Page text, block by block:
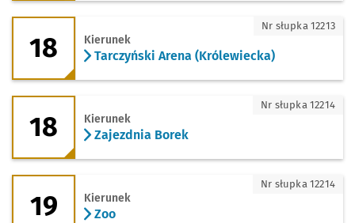
18 - kierunek Tarczyński Arena
18 Kierunek
Tarczyński Arena (Królewiecka)
Nr słupka 12213
18 - kierunek Zajezdnia Borek
18 Kierunek
Zajezdnia Borek
Nr słupka 12214
19 - kierunek Zoo
19 Kierunek
Zoo
Nr słupka 12214